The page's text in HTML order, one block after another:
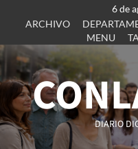
6 de
ARCHIVO
MENU
DIARIO